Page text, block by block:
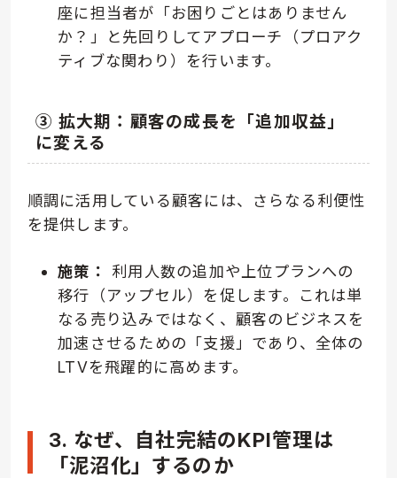
座に担当者が「お困りごとはありません
か？」と先回りしてアプローチ（プロアク
ティブな関わり）を行います。
③ 拡大期：顧客の成長を「追加収益」
に変える
順調に活用している顧客には、さらなる利便性
を提供します。
施策：
利用人数の追加や上位プランへの
移行（アップセル）を促します。これは単
なる売り込みではなく、顧客のビジネスを
加速させるための「支援」であり、全体の
LTVを飛躍的に高めます。
3. なぜ、自社完結のKPI管理は
「泥沼化」するのか